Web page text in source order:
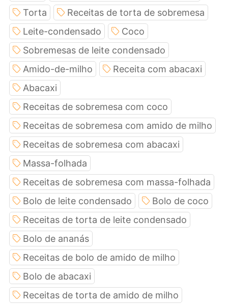
Torta
Receitas de torta de sobremesa
Leite-condensado
Coco
Sobremesas de leite condensado
Amido-de-milho
Receita com abacaxi
Abacaxi
Receitas de sobremesa com coco
Receitas de sobremesa com amido de milho
Receitas de sobremesa com abacaxi
Massa-folhada
Receitas de sobremesa com massa-folhada
Bolo de leite condensado
Bolo de coco
Receitas de torta de leite condensado
Bolo de ananás
Receitas de bolo de amido de milho
Bolo de abacaxi
Receitas de torta de amido de milho